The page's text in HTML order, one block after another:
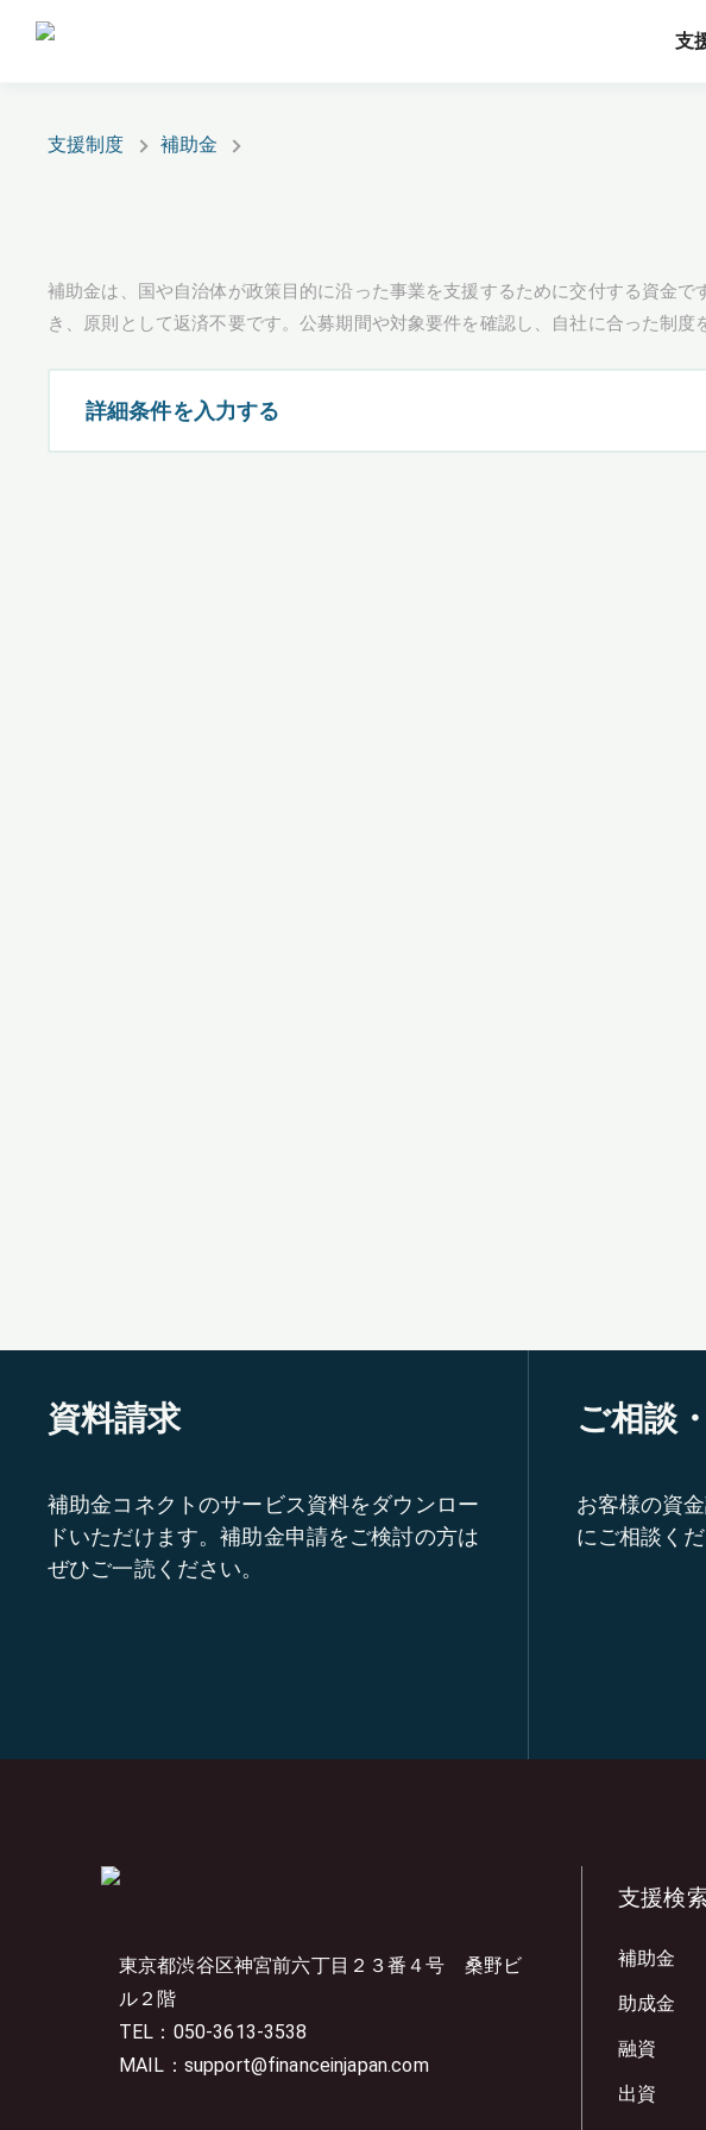
支
支援制度 補助金
補助金は、国や自治体が政策目的に沿った事業を支援するために交付する資金
き、原則として返済不要です。公募期間や対象要件を確認し、自社に合った制度
詳細条件を入力する
資料請求
補助金コネクトのサービス資料をダウンロー
ドいただけます。補助金申請をご検討の方は
ぜひご一読ください。
ご相談
お客様の資
にご相談くだ
東京都渋谷区神宮前六丁目２３番４号 桑野ビ
ル２階
TEL：050-3613-3538
MAIL：support@financeinjapan.com
支援検
補助金
助成金
融資
出資